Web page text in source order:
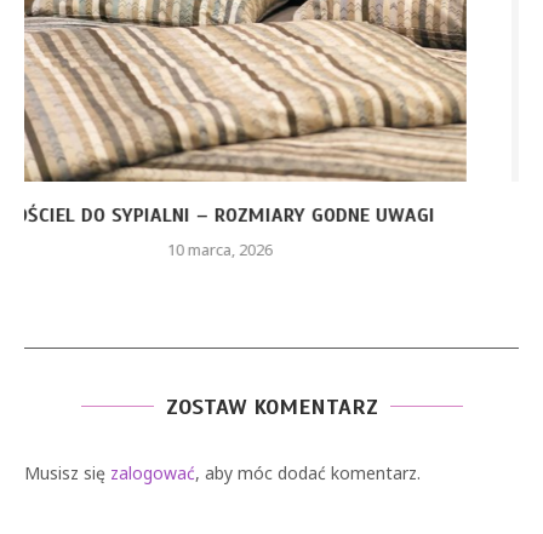
CZERWONA SUKIENKA Z PIÓRAMI – JAKIE ELEMENTY
STYLU...
ZOSTAW KOMENTARZ
Musisz się zalogować, aby móc dodać komentarz.